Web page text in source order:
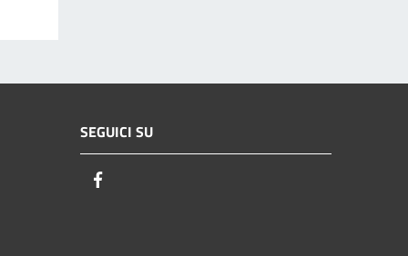
SEGUICI SU